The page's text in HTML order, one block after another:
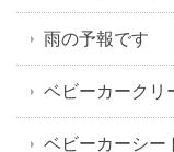
雨の予報です
ベビーカークリ
ベビーカーシー